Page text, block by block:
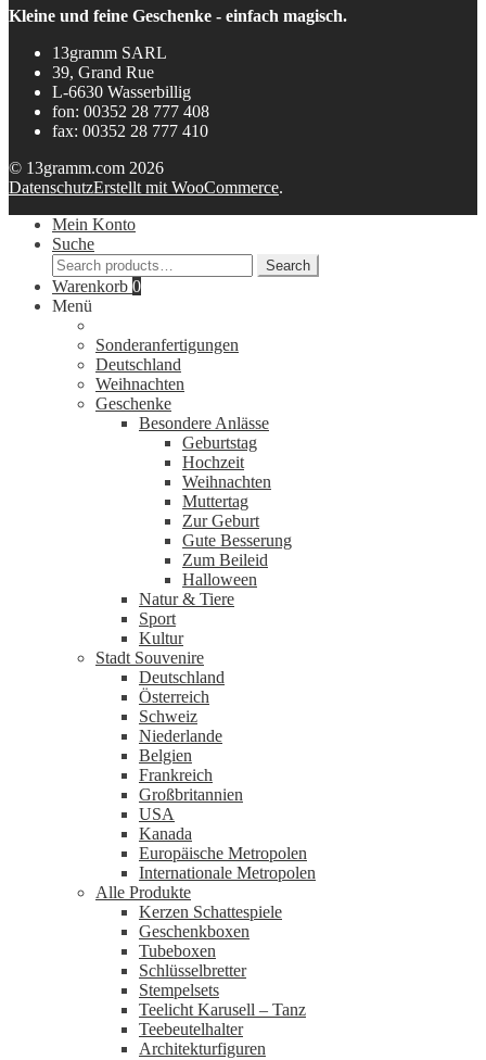
Kleine und feine Geschenke - einfach magisch.
13gramm SARL
39, Grand Rue
L-6630 Wasserbillig
fon: 00352 28 777 408
fax: 00352 28 777 410
© 13gramm.com 2026
DatenschutzErstellt mit WooCommerce.
Mein Konto
Suche
Search
for:
Search
Warenkorb 0
Menü
Sonderanfertigungen
Deutschland
Weihnachten
Geschenke
Besondere Anlässe
Geburtstag
Hochzeit
Weihnachten
Muttertag
Zur Geburt
Gute Besserung
Zum Beileid
Halloween
Natur & Tiere
Sport
Kultur
Stadt Souvenire
Deutschland
Österreich
Schweiz
Niederlande
Belgien
Frankreich
Großbritannien
USA
Kanada
Europäische Metropolen
Internationale Metropolen
Alle Produkte
Kerzen Schattespiele
Geschenkboxen
Tubeboxen
Schlüsselbretter
Stempelsets
Teelicht Karusell – Tanz
Teebeutelhalter
Architekturfiguren